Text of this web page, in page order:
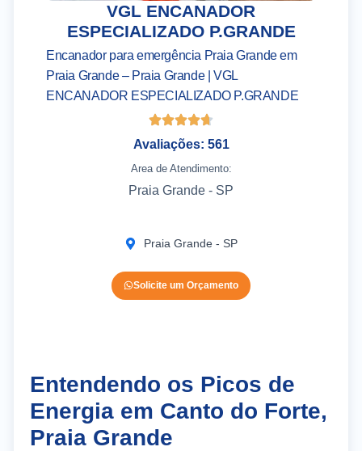
VGL ENCANADOR
ESPECIALIZADO P.GRANDE
Encanador para emergência Praia Grande em
Praia Grande – Praia Grande | VGL
ENCANADOR ESPECIALIZADO P.GRANDE
Avaliações: 561
Area de Atendimento:
Praia Grande - SP
Praia Grande - SP
Solicite um Orçamento
Entendendo os Picos de
Energia em Canto do Forte,
Praia Grande